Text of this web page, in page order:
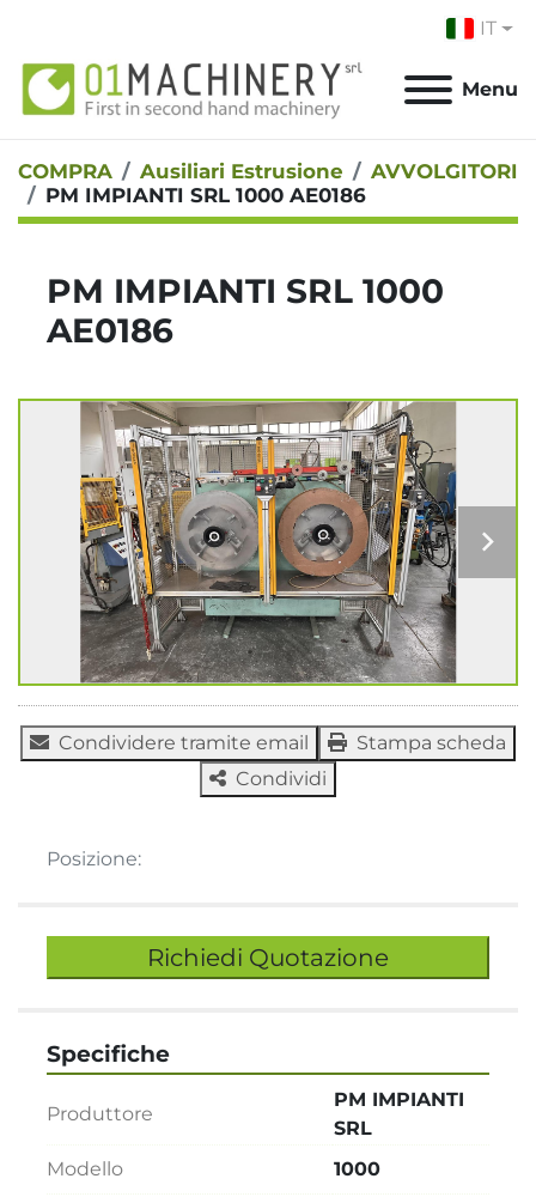
IT
Menu
COMPRA Ausiliari Estrusione
AVVOLGITORI
PM IMPIANTI SRL 1000 AE0186
PM IMPIANTI SRL 1000
AE0186
Condividere tramite email
Stampa scheda
Condividi
Posizione:
Richiedi Quotazione
Specifiche
Produttore
PM IMPIANTI
SRL
Modello
1000